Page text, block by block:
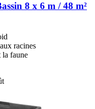
8 x 6 m / 48 m²
racines
la faune